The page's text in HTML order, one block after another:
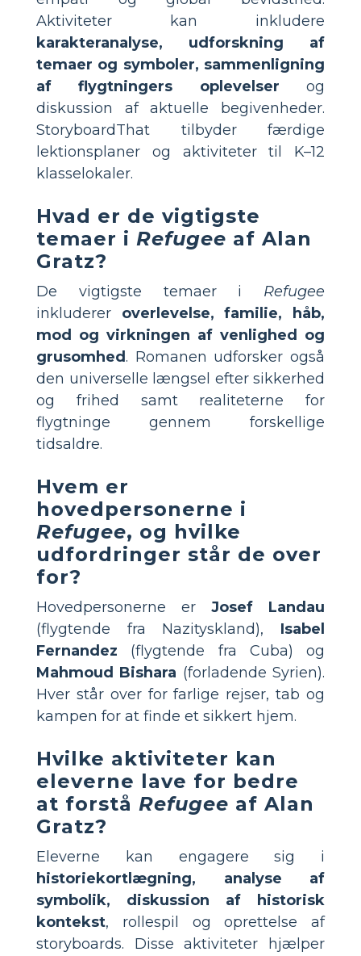
Aktiviteter kan inkludere
karakteranalyse, udforskning af
temaer og symboler, sammenligning
af flygtningers oplevelser og
diskussion af aktuelle begivenheder.
StoryboardThat tilbyder færdige
lektionsplaner og aktiviteter til K–12
klasselokaler.
Hvad er de vigtigste
temaer i Refugee af Alan
Gratz?
De vigtigste temaer i Refugee
inkluderer overlevelse, familie, håb,
mod og virkningen af venlighed og
grusomhed. Romanen udforsker også
den universelle længsel efter sikkerhed
og frihed samt realiteterne for
flygtninge gennem forskellige
tidsaldre.
Hvem er
hovedpersonerne i
Refugee, og hvilke
udfordringer står de over
for?
Hovedpersonerne er Josef Landau
(flygtende fra Nazityskland), Isabel
Fernandez (flygtende fra Cuba) og
Mahmoud Bishara (forladende Syrien).
Hver står over for farlige rejser, tab og
kampen for at finde et sikkert hjem.
Hvilke aktiviteter kan
eleverne lave for bedre
at forstå Refugee af Alan
Gratz?
Eleverne kan engagere sig i
historiekortlægning, analyse af
symbolik, diskussion af historisk
kontekst, rollespil og oprettelse af
storyboards. Disse aktiviteter hjælper